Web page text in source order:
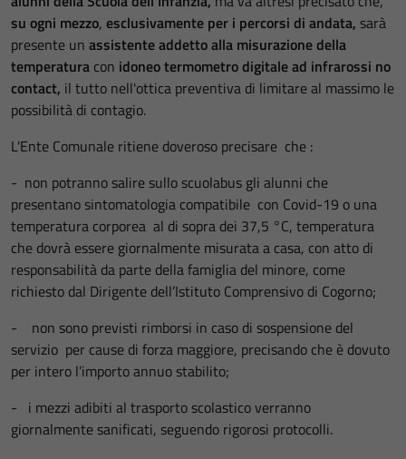
su ogni mezzo, esclusivamente per i percorsi di andata, sarà
presente un assistente addetto alla misurazione della
temperatura con idoneo termometro digitale ad infrarossi no
contact, il tutto nell'ottica preventiva di limitare al massimo le
possibilità di contagio.
L'Ente Comunale ritiene doveroso precisare che :
- non potranno salire sullo scuolabus gli alunni che
presentano sintomatologia compatibile con Covid-19 o una
temperatura corporea al di sopra dei 37,5 °C, temperatura
che dovrà essere giornalmente misurata a casa, con atto di
responsabilità da parte della famiglia del minore, come
richiesto dal Dirigente dell’Istituto Comprensivo di Cogorno;
- non sono previsti rimborsi in caso di sospensione del
servizio per cause di forza maggiore, precisando che è dovuto
per intero l’importo annuo stabilito;
- i mezzi adibiti al trasporto scolastico verranno
giornalmente sanificati, seguendo rigorosi protocolli.